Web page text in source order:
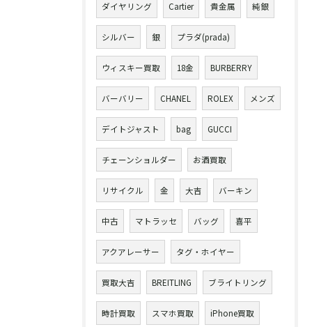
ダイヤリング Cartier 貴金属 純銀
シルバー 銀 プラダ(prada)
ウィスキー買取 18金 BURBERRY
バーバリー CHANEL ROLEX メンズ
デイトジャスト bag GUCCI
チェーンショルダー お酒買取
リサイクル 金 大吉 バーキン
中古 マトラッセ バッグ 喜平
アクアレーサー タグ・ホイヤー
買取大吉 BREITLING ブライトリング
時計買取 スマホ買取 iPhone買取